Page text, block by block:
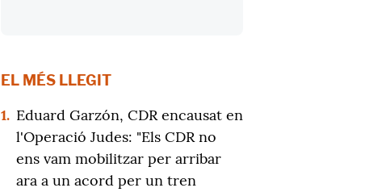
EL MÉS LLEGIT
1. Eduard Garzón, CDR encausat en
l'Operació Judes: "Els CDR no
ens vam mobilitzar per arribar
ara a un acord per un tren